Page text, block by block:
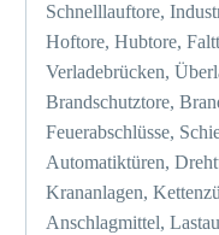
Schnelllauftore,
Hoftore, Hubtore,
Verladebrücken,
Brandschutztore,
Feuerabschlüsse,
Automatiktüren,
Krananlagen,
Anschlagmittel,